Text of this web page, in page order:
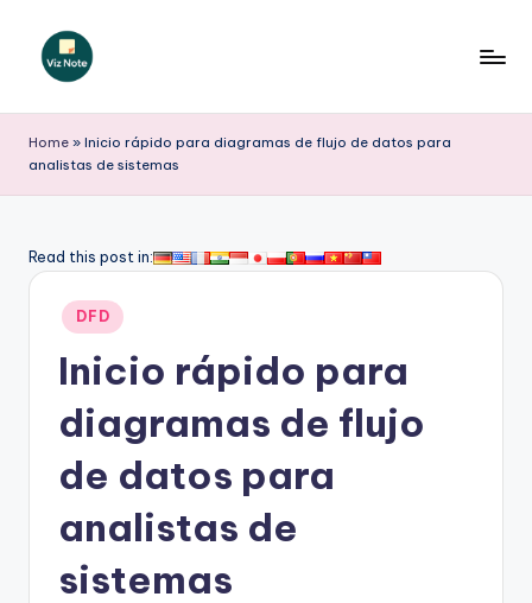
Saltar
iz
N
t
Home » Inicio rápido para diagramas de flujo de datos para
analistas de sistemas
Read this post in:
Publicado
en
DFD
Inicio rápido para
diagramas de flujo
de datos para
analistas de
sistemas